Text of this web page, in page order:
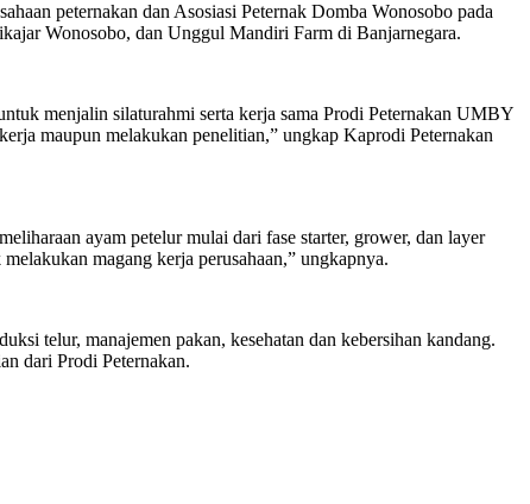
peternakan dan Asosiasi Peternak Domba Wonosobo pada
Wonosobo, dan Unggul Mandiri Farm di Banjarnegara.
menjalin silaturahmi serta kerja sama Prodi Peternakan UMBY
maupun melakukan penelitian,” ungkap Kaprodi Peternakan
ayam petelur mulai dari fase starter, grower, dan layer
magang kerja perusahaan,” ungkapnya.
telur, manajemen pakan, kesehatan dan kebersihan kandang.
dari Prodi Peternakan.